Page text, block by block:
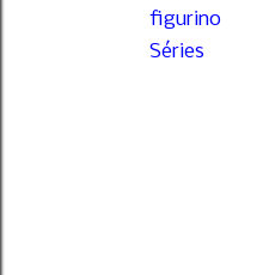
figurino
Séries